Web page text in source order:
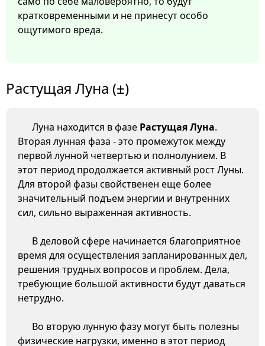
кратковременными и не принесут особо
ощутимого вреда.
Растущая Луна (±)
Луна находится в фазе Растущая Луна.
Вторая лунная фаза - это промежуток между
первой лунной четвертью и полнолунием. В
этот период продолжается активный рост Луны.
Для второй фазы свойственен еще более
значительный подъем энергии и внутренних
сил, сильно выраженная активность.
В деловой сфере начинается благоприятное
время для осуществления запланированных дел,
решения трудных вопросов и проблем. Дела,
требующие большой активности будут даваться
нетрудно.
Во вторую лунную фазу могут быть полезны
физические нагрузки, именно в этот период